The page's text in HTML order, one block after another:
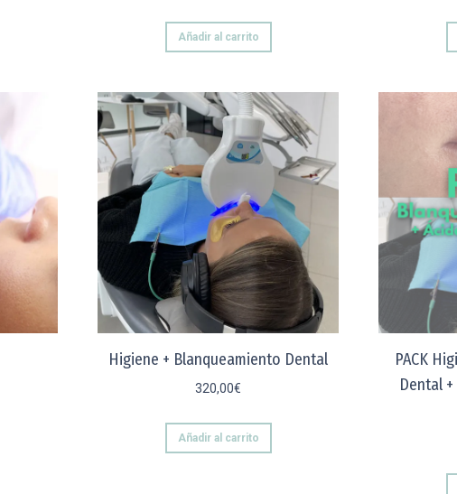
Añadir al carrito
Higiene + Blanqueamiento Dental
320,00€
Añadir al carrito
PACK
Dental